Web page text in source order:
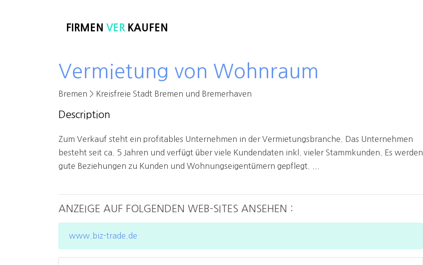
FIRMEN VER KAUFEN
Vermietung von Wohnraum
Bremen > Kreisfreie Stadt Bremen und Bremerhaven
Description
Zum Verkauf steht ein profitables Unternehmen in der Vermietungsbranche. Das Unternehmen
besteht seit ca. 5 Jahren und verfügt über viele Kundendaten inkl. vieler Stammkunden. Es werden
gute Beziehungen zu Kunden und Wohnungseigentümern gepflegt. ...
ANZEIGE AUF FOLGENDEN WEB-SITES ANSEHEN :
www.biz-trade.de